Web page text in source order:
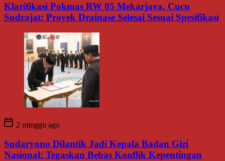
Klarifikasi Pokmas RW 05 Mekarjaya, Cucu
Sudrajat: Proyek Drainase Selesai Sesuai Spesifikasi
2 minggu ago
Sudaryono Dilantik Jadi Kepala Badan Gizi
Nasional: Tegaskan Bebas Konflik Kepentingan